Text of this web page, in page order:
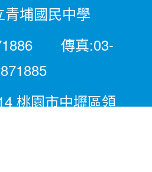
青埔國民中學
傳真:03-
桃園市中壢區領